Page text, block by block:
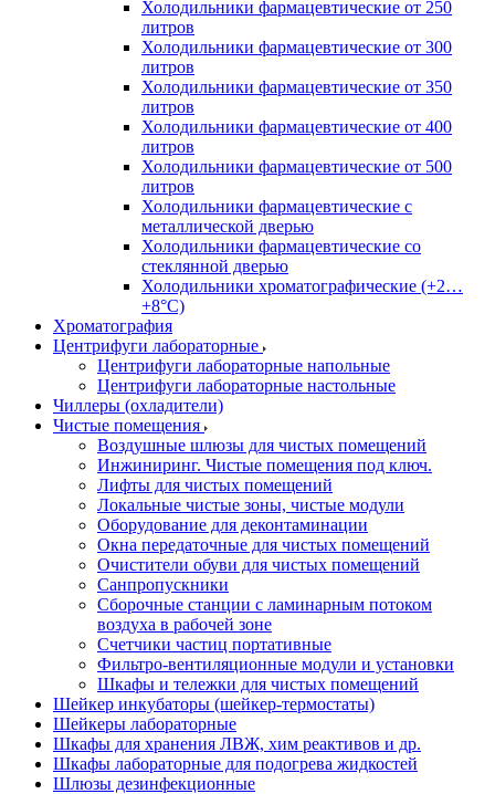
Холодильники фармацевтические от 250
литров
Холодильники фармацевтические от 300
литров
Холодильники фармацевтические от 350
литров
Холодильники фармацевтические от 400
литров
Холодильники фармацевтические от 500
литров
Холодильники фармацевтические с
металлической дверью
Холодильники фармацевтические со
стеклянной дверью
Холодильники хроматографические (+2…
+8°C)
Хроматография
Центрифуги лабораторные
Центрифуги лабораторные напольные
Центрифуги лабораторные настольные
Чиллеры (охладители)
Чистые помещения
Воздушные шлюзы для чистых помещений
Инжиниринг. Чистые помещения под ключ.
Лифты для чистых помещений
Локальные чистые зоны, чистые модули
Оборудование для деконтаминации
Окна передаточные для чистых помещений
Очистители обуви для чистых помещений
Санпропускники
Сборочные станции с ламинарным потоком
воздуха в рабочей зоне
Счетчики частиц портативные
Фильтро-вентиляционные модули и установки
Шкафы и тележки для чистых помещений
Шейкер инкубаторы (шейкер-термостаты)
Шейкеры лабораторные
Шкафы для хранения ЛВЖ, хим реактивов и др.
Шкафы лабораторные для подогрева жидкостей
Шлюзы дезинфекционные